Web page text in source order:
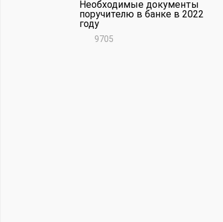
Необходимые документы
поручителю в банке в 2022
году
9705